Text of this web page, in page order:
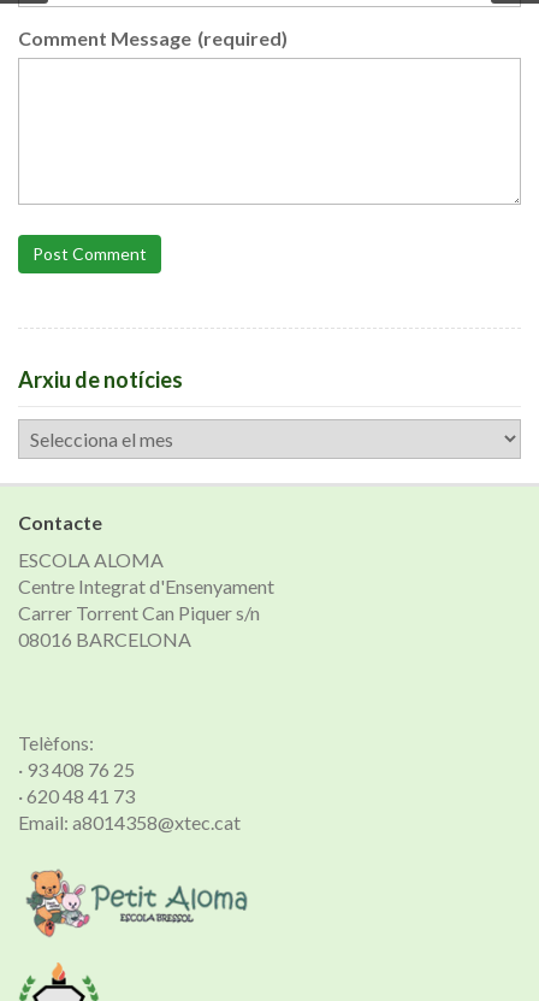
Comment Message (required)
Post Comment
Arxiu de notícies
Arxiu
de
notícies
Contacte
ESCOLA ALOMA
Centre Integrat d'Ensenyament
Carrer Torrent Can Piquer s/n
08016 BARCELONA
Telèfons:
· 93 408 76 25
· 620 48 41 73
Email: a8014358@xtec.cat